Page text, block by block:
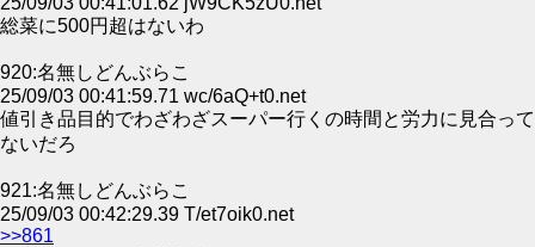
総菜に500円超はないわ
920:名無しどんぶらこ
25/09/03 00:41:59.71 wc/6aQ+t0.net
値引き品目的でわざわざスーパー行くの時間と労力に見合って
ないだろ
921:名無しどんぶらこ
25/09/03 00:42:29.39 T/et7oik0.net
>>861